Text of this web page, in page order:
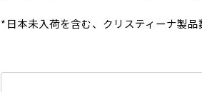
*日本未入荷を含む、クリスティーナ製品